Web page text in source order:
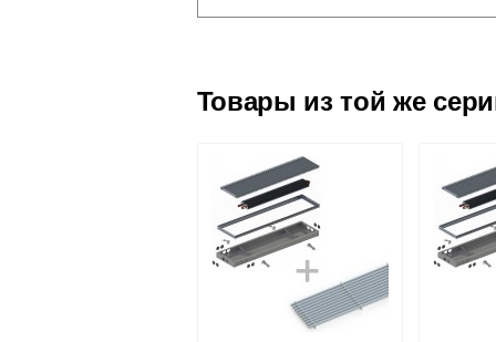
Доставка сантехники по Москве и
Подъем на этаж.
услуга платная
возможность
Возможные способы оплаты:
Банковской картой при
Интернет-деньгами (Yandex-
Безналичный расчёт (возможно и
Товары из той же